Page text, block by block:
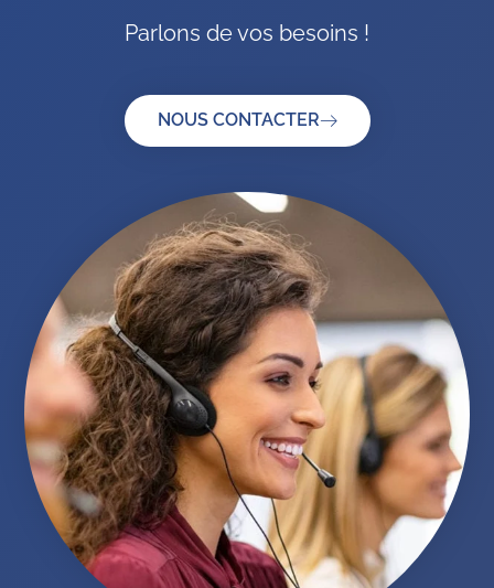
Parlons de vos besoins !
NOUS CONTACTER